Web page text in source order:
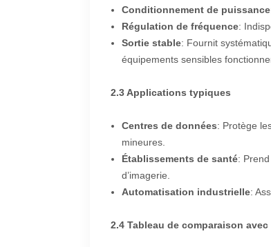
Conditionnement de puissance
Régulation de fréquence:
Sortie stable: Fournit
équipements sensibles
2.3 Applications typiques
Centres de données: Protège
mineures.
Établissements de santé:
d’imagerie.
Automatisation industrielle:
2.4 Tableau de comparaison